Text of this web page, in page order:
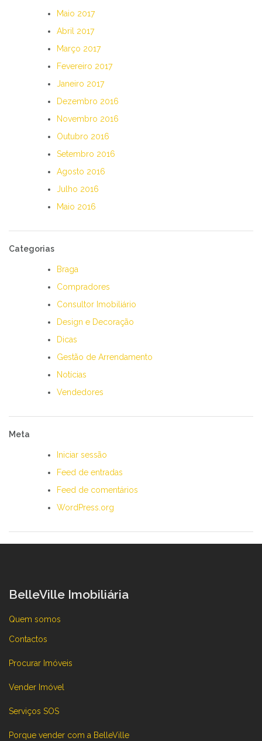
Maio 2017
Abril 2017
Março 2017
Fevereiro 2017
Janeiro 2017
Dezembro 2016
Novembro 2016
Outubro 2016
Setembro 2016
Agosto 2016
Julho 2016
Maio 2016
Categorias
Braga
Compradores
Consultor Imobiliário
Design e Decoração
Dicas
Gestão de Arrendamento
Notícias
Vendedores
Meta
Iniciar sessão
Feed de entradas
Feed de comentários
WordPress.org
BelleVille Imobiliária
Quem somos
Contactos
Procurar Imóveis
Vender Imóvel
Serviços SOS
Porque vender com a BelleVille